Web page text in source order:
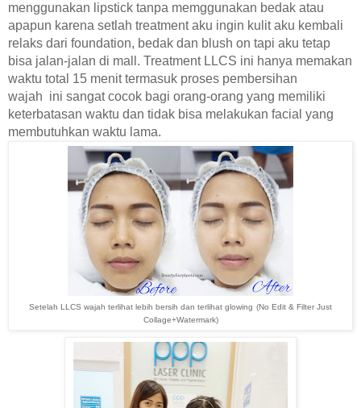
menggunakan lipstick tanpa memggunakan bedak atau
apapun karena setlah treatment aku ingin kulit aku kembali
relaks dari foundation, bedak dan blush on tapi aku tetap
bisa jalan-jalan di mall. Treatment LLCS ini hanya memakan
waktu total 15 menit termasuk proses pembersihan
wajah ini sangat cocok bagi orang-orang yang memiliki
keterbatasan waktu dan tidak bisa melakukan facial yang
membutuhkan waktu lama.
Setelah LLCS wajah terlihat lebih bersih dan terlihat glowing (No Edit & Filter Just
Collage+Watermark)